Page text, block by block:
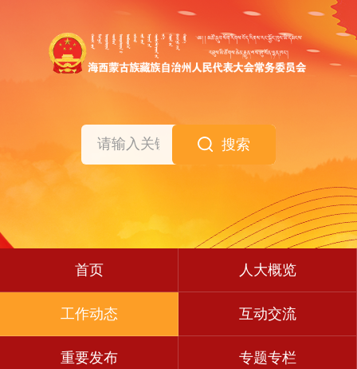
搜索
首页 人大概览
工作动态 互动交流
重要发布 专题专栏